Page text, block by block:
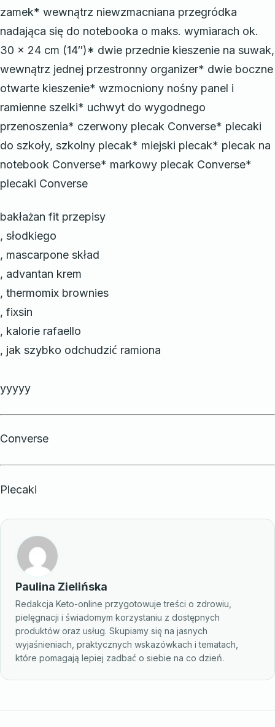
zamek* wewnątrz niewzmacniana przegródka
nadająca się do notebooka o maks. wymiarach ok.
30 x 24 cm (14″)* dwie przednie kieszenie na suwak,
wewnątrz jednej przestronny organizer* dwie boczne
otwarte kieszenie* wzmocniony nośny panel i
ramienne szelki* uchwyt do wygodnego
przenoszenia* czerwony plecak Converse* plecaki
do szkoły, szkolny plecak* miejski plecak* plecak na
notebook Converse* markowy plecak Converse*
plecaki Converse
bakłażan fit przepisy
, słodkiego
, mascarpone skład
, advantan krem
, thermomix brownies
, fixsin
, kalorie rafaello
, jak szybko odchudzić ramiona
yyyyy
Converse
Plecaki
Paulina Zielińska
Redakcja Keto-online przygotowuje treści o zdrowiu,
pielęgnacji i świadomym korzystaniu z dostępnych
produktów oraz usług. Skupiamy się na jasnych
wyjaśnieniach, praktycznych wskazówkach i tematach,
które pomagają lepiej zadbać o siebie na co dzień.